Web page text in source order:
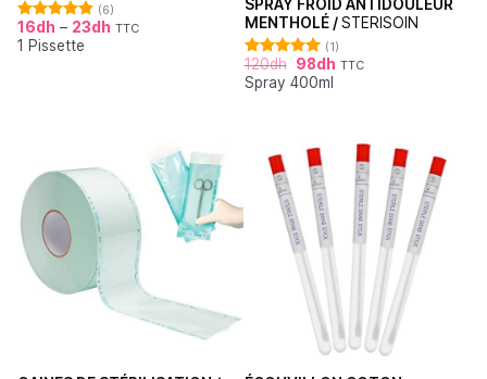
Note4.83
sur 5
(6)
16dh – 23dh TTC
1 Pissette
SPRAY FROID ANTIDOULEUR
MENTHOLÉ /STERISOIN
Note5.00
sur 5
(1)
120dh 98dh TTC
Spray 400ml